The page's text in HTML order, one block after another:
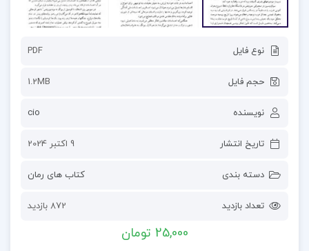
نوع فایل PDF
حجم فایل 1.2MB
نویسنده cio
تاریخ انتشار 9 اکتبر 2024
دسته بندی کتاب های رمان
تعداد بازدید 872 بازدید
25,000 تومان